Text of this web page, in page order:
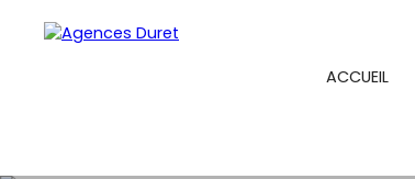
ACCUEIL